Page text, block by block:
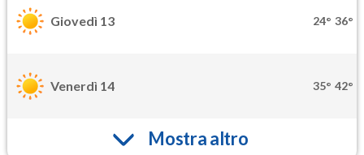
Giovedì 13 24° 36°
Venerdì 14 35° 42°
Mostra altro